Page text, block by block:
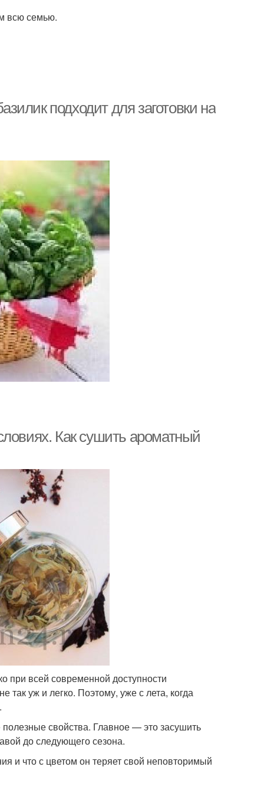
всю семью.
подходит для заготовки на
Как сушить ароматный
при всей современной доступности
так уж и легко. Поэтому, уже с лета, когда
свойства. Главное — это засушить
до следующего сезона.
и что с цветом он теряет свой неповторимый